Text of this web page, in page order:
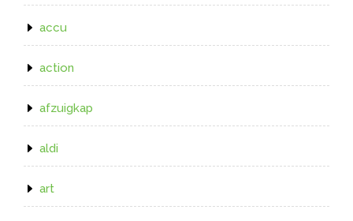
accu
action
afzuigkap
aldi
art